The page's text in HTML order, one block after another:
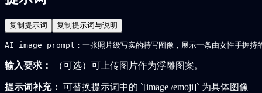
复制提示词 复制提示词与说明
AI image prompt：一张照片级写实的特写图像，展示一条由女性手握持
输入要求： （可选）可上传图片作为浮雕图案。
提示词补充： 可替换提示词中的 `[image /emoji]` 为具体图像